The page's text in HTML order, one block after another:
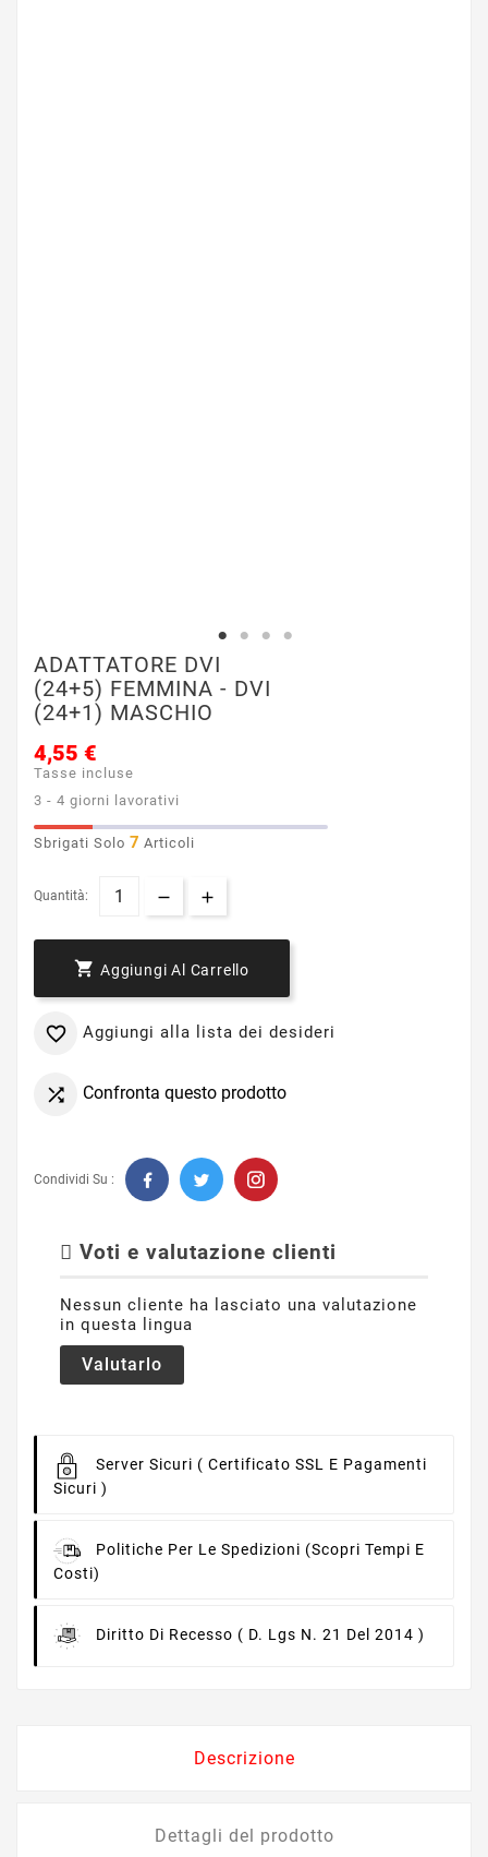
ADATTATORE DVI
(24+5) FEMMINA - DVI
(24+1) MASCHIO
4,55 €
Tasse incluse
3 - 4 giorni lavorativi
Sbrigati Solo 7 Articoli
Quantità:
 Aggiungi Al Carrello
 Aggiungi alla lista dei desideri
 Confronta questo prodotto
Condividi Su :
Voti e valutazione clienti
Nessun cliente ha lasciato una valutazione
in questa lingua
Valutarlo
Server Sicuri ( Certificato SSL E Pagamenti
Sicuri )
Politiche Per Le Spedizioni (scopri Tempi E
Costi)
Diritto Di Recesso ( D. Lgs N. 21 Del 2014 )
Descrizione
Dettagli del prodotto